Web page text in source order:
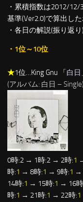
・累積指数は2012/
基準(Ver2.0)で算出し
・各日の解説(振り返り
・1位～10位
★1位…King Gnu 「白日
(アルバム: 白日 – Single)
0時:2 → 1時:2 → 2時:1
時:1 → 8時:1 → 9時:1 →
14時:1 → 15時:1 → 16
時:1 → 21時:1 → 22時:1